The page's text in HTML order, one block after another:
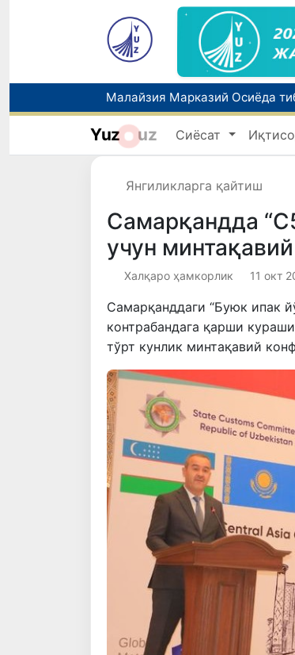
Польшадаги элчихона
Yuz uz Сиёсат
Янгиликларга қайтиш
Самарқандда
учун
Халқаро ҳамкорлик 11 окт
Самарқанддаги “Буюк ипак
контрабандага қарши
тўрт кунлик минтақавий